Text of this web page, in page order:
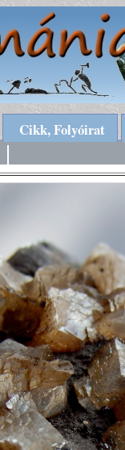
Cikk, Folyóirat